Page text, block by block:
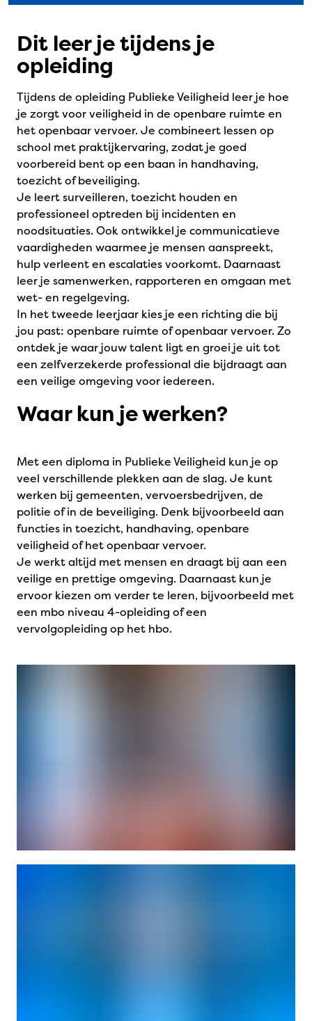
Dit leer je tijdens je
opleiding
Tijdens de opleiding Publieke Veiligheid leer je hoe
je zorgt voor veiligheid in de openbare ruimte en
het openbaar vervoer. Je combineert lessen op
school met praktijkervaring, zodat je goed
voorbereid bent op een baan in handhaving,
toezicht of beveiliging.
Je leert surveilleren, toezicht houden en
professioneel optreden bij incidenten en
noodsituaties. Ook ontwikkel je communicatieve
vaardigheden waarmee je mensen aanspreekt,
hulp verleent en escalaties voorkomt. Daarnaast
leer je samenwerken, rapporteren en omgaan met
wet- en regelgeving.
In het tweede leerjaar kies je een richting die bij
jou past: openbare ruimte of openbaar vervoer. Zo
ontdek je waar jouw talent ligt en groei je uit tot
een zelfverzekerde professional die bijdraagt aan
een veilige omgeving voor iedereen.
Waar kun je werken?
Met een diploma in Publieke Veiligheid kun je op
veel verschillende plekken aan de slag. Je kunt
werken bij gemeenten, vervoersbedrijven, de
politie of in de beveiliging. Denk bijvoorbeeld aan
functies in toezicht, handhaving, openbare
veiligheid of het openbaar vervoer.
Je werkt altijd met mensen en draagt bij aan een
veilige en prettige omgeving. Daarnaast kun je
ervoor kiezen om verder te leren, bijvoorbeeld met
een mbo niveau 4-opleiding of een
vervolgopleiding op het hbo.